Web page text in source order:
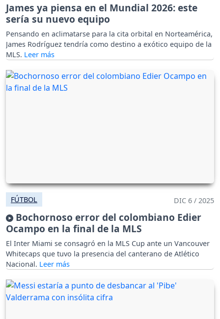
James ya piensa en el Mundial 2026: este
sería su nuevo equipo
Pensando en aclimatarse para la cita orbital en Norteamérica,
James Rodríguez tendría como destino a exótico equipo de la
MLS.
FÚTBOL DIC 6 / 2025
Bochornoso error del colombiano Edier
Ocampo en la final de la MLS
El Inter Miami se consagró en la MLS Cup ante un Vancouver
Whitecaps que tuvo la presencia del canterano de Atlético
Nacional.